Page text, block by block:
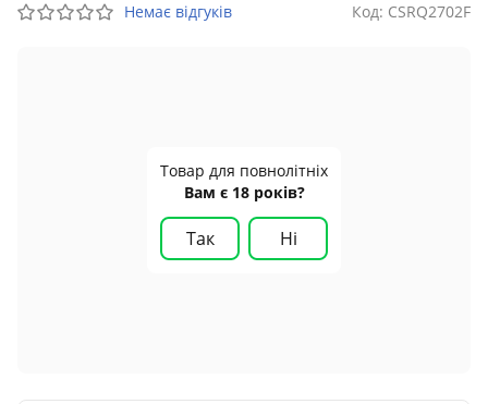
Немає відгуків Код: CSRQ2702F
Товар для повнолітніх
Вам є 18 років?
Так Ні